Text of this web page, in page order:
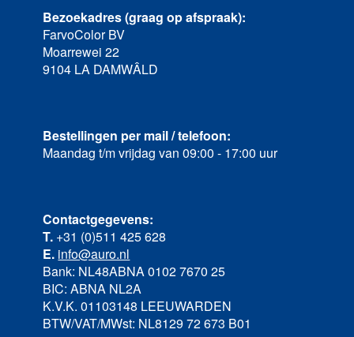
Bezoekadres (graag op afspraak):
FarvoColor BV
Moarrewei 22
9104 LA DAMWÂLD
Bestellingen per mail / telefoon:
Maandag t/m vrijdag van 09:00 - 17:00 uur
Contactgegevens:
T. +31 (0)511 425 628
E. info@auro.nl
Bank: NL48ABNA 0102 7670 25
BIC: ABNA NL2A
K.V.K. 01103148 LEEUWARDEN
BTW/VAT/MWst: NL8129 72 673 B01